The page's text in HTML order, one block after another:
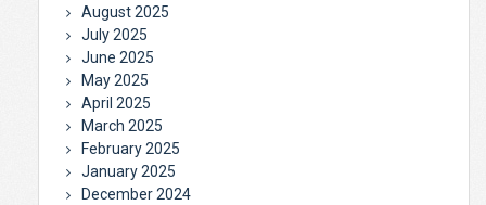
August 2025
July 2025
June 2025
May 2025
April 2025
March 2025
February 2025
January 2025
December 2024